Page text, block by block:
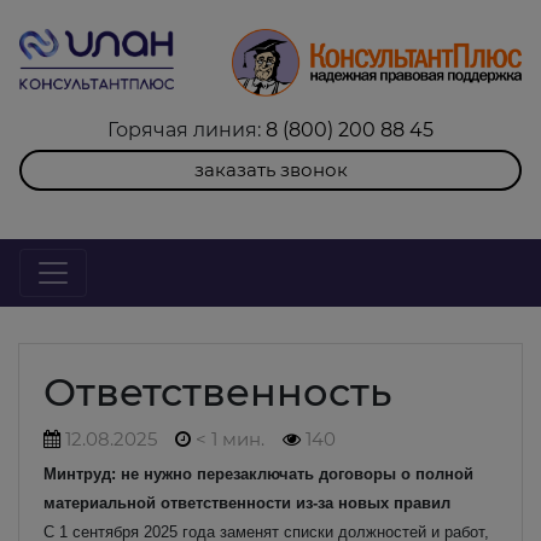
Горячая линия: 8 (800) 200 88 45
заказать звонок
Ответственность
12.08.2025 < 1 мин. 140
Минтруд: не нужно перезаключать договоры о полной
материальной ответственности из-за новых правил
С 1 сентября 2025 года заменят списки должностей и работ,